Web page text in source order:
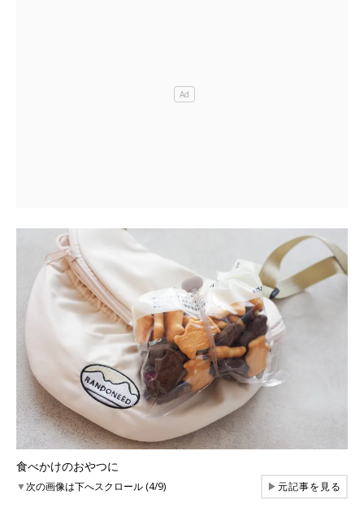
食べかけのおやつに
▼次の画像は下へスクロール (4/9) ▶元記事を見る